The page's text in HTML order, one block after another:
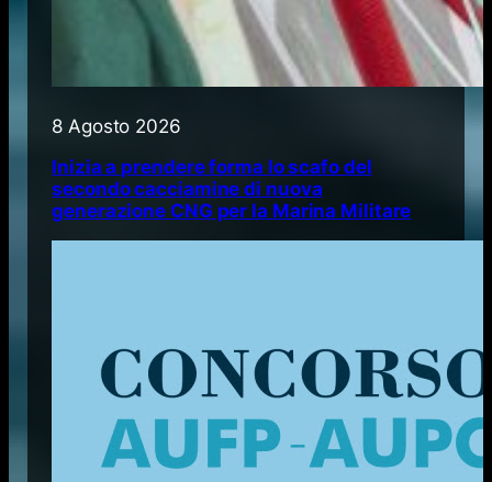
8 Agosto 2026
Inizia a prendere forma lo scafo del
secondo cacciamine di nuova
generazione CNG per la Marina Militare